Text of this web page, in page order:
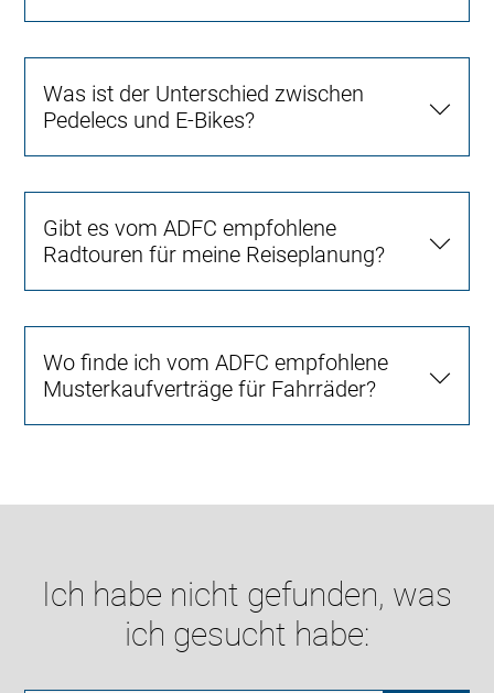
Was ist der Unterschied zwischen
Pedelecs und E-Bikes?
Gibt es vom ADFC empfohlene
Radtouren für meine Reiseplanung?
Wo finde ich vom ADFC empfohlene
Musterkaufverträge für Fahrräder?
Ich habe nicht gefunden, was
ich gesucht habe: